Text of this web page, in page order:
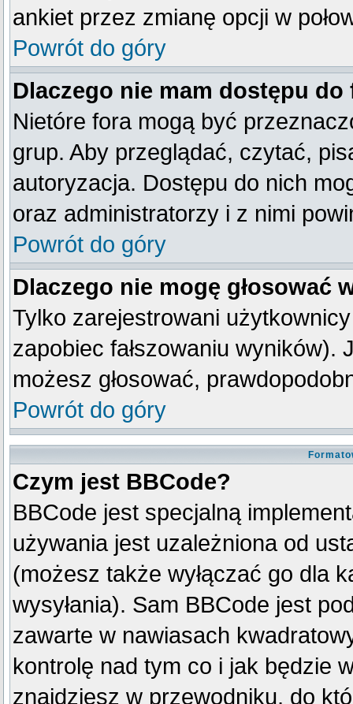
ankiet przez zmianę opcji w
Powrót do góry
Dlaczego nie mam dostępu do
Nietóre fora mogą być
grup. Aby przeglądać, czytać,
autoryzacja. Dostępu do nich
oraz administratorzy i z nimi
Powrót do góry
Dlaczego nie mogę głosować
Tylko zarejestrowani
zapobiec fałszowaniu wyników).
możesz głosować,
Powrót do góry
Czym jest BBCode?
BBCode jest specjalną
używania jest uzależniona od
(możesz także wyłączać go dla
wysyłania). Sam BBCode jest
zawarte w nawiasach
kontrolę nad tym co i jak będzie
znajdziesz w przewodniku, do